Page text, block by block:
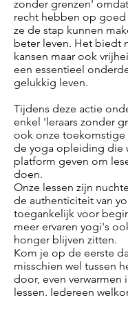
zonder grenzen'
recht hebben op
ze de stap kunnen
beter leven. Het biedt
kansen maar ook
een essentieel
gelukkig leven.
Tijdens deze actie
enkel 'leraars zonder
ook onze toekomstige
de yoga opleiding die
platform geven om
doen.
Onze lessen zijn
de authenticiteit van
toegankelijk voor
meer ervaren yogi's
honger blijven zitten.
Kom je op de eerste
misschien wel tussen
door, even verwarmen
lessen. Iedereen